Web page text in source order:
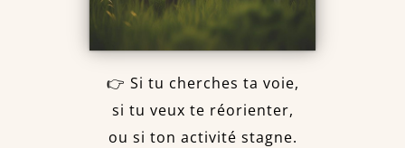
👉 Si tu cherches ta voie,
si tu veux te réorienter,
ou si ton activité stagne.